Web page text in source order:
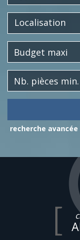
Localisation
recherche avancée